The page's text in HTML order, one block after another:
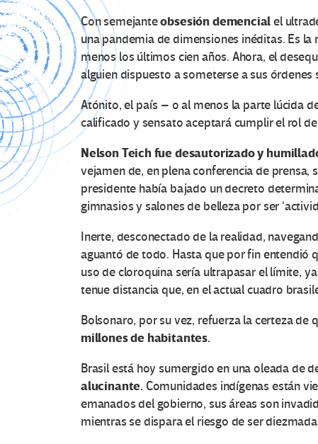
Con semejanteobsesión demencialel
una pandemia de dimensiones inéditas. Es
menos los últimos cien años. Ahora, el
alguien dispuesto a someterse a sus órdenes
Atónito, el país – o al menos la parte lúcida
calificado y sensato aceptará cumplir el rol
Nelson Teich fue desautorizado y
vejamen de, en plena conferencia de
presidente había bajado un decreto
gimnasios y salones de belleza por ser
Inerte, desconectado de la realidad,
aguantó de todo. Hasta que por fin entendió
uso de cloroquina sería ultrapasar el límite,
tenue distancia que, en el actual cuadro
Bolsonaro, por su vez, refuerza la certeza de
millones de habitantes.
Brasil está hoy sumergido en una oleada de
alucinante. Comunidades indígenas están
emanados del gobierno, sus áreas son
mientras se dispara el riesgo de ser